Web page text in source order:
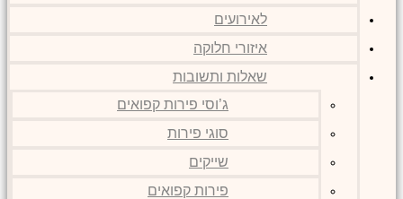
לאירועים
איזורי חלוקה
שאלות ותשובות
ג’וסי פירות קפואים
סוגי פירות
שייקים
פירות קפואים